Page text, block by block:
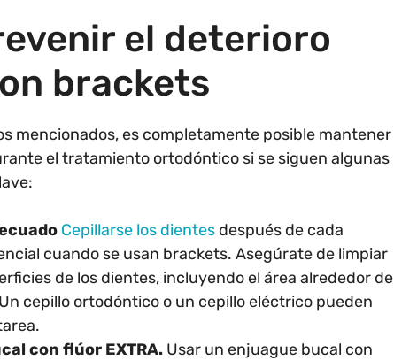
el deterioro
brackets
mencionados, es completamente posible mantener
el tratamiento ortodóntico si se siguen algunas
Cepillarse los dientes después de cada
cuando se usan brackets. Asegúrate de limpiar
de los dientes, incluyendo el área alrededor de
cepillo ortodóntico o un cepillo eléctrico pueden
con flúor EXTRA. Usar un enjuague bucal con